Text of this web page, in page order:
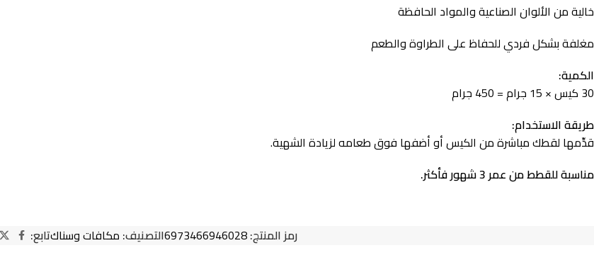
خالية من الألوان الصناعية والمواد الحافظة
مغلفة بشكل فردي للحفاظ على الطراوة والطعم
الكمية:
30 كيس × 15 جرام = 450 جرام
طريقة الاستخدام:
قدِّمها لقطك مباشرة من الكيس أو أضفها فوق طعامه لزيادة الشهية.
مناسبة للقطط من عمر 3 شهور فأكثر.
رمز المنتج:6973466946028التصنيف: مكافات وسناكتابع: